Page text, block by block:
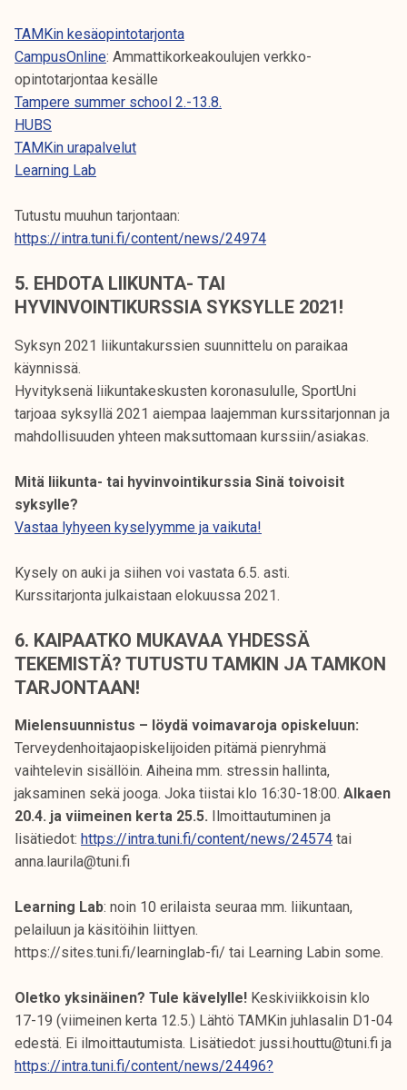
TAMKin kesäopintotarjonta
CampusOnline: Ammattikorkeakoulujen verkko-
opintotarjontaa kesälle
Tampere summer school 2.-13.8.
HUBS
TAMKin urapalvelut
Learning Lab
Tutustu muuhun tarjontaan:
https://intra.tuni.fi/content/news/24974
5. EHDOTA LIIKUNTA- TAI
HYVINVOINTIKURSSIA SYKSYLLE 2021!
Syksyn 2021 liikuntakurssien suunnittelu on paraikaa
käynnissä.
Hyvityksenä liikuntakeskusten koronasululle, SportUni
tarjoaa syksyllä 2021 aiempaa laajemman kurssitarjonnan ja
mahdollisuuden yhteen maksuttomaan kurssiin/asiakas.
Mitä liikunta- tai hyvinvointikurssia Sinä toivoisit
syksylle?
Vastaa lyhyeen kyselyymme ja vaikuta!
Kysely on auki ja siihen voi vastata 6.5. asti.
Kurssitarjonta julkaistaan elokuussa 2021.
6. KAIPAATKO MUKAVAA YHDESSÄ
TEKEMISTÄ? TUTUSTU TAMKIN JA TAMKON
TARJONTAAN!
Mielensuunnistus – löydä voimavaroja opiskeluun:
Terveydenhoitajaopiskelijoiden pitämä pienryhmä
vaihtelevin sisällöin. Aiheina mm. stressin hallinta,
jaksaminen sekä jooga. Joka tiistai klo 16:30-18:00. Alkaen
20.4. ja viimeinen kerta 25.5. Ilmoittautuminen ja
lisätiedot: https://intra.tuni.fi/content/news/24574 tai
anna.laurila@tuni.fi
Learning Lab: noin 10 erilaista seuraa mm. liikuntaan,
pelailuun ja käsitöihin liittyen.
https://sites.tuni.fi/learninglab-fi/ tai Learning Labin some.
Oletko yksinäinen? Tule kävelylle! Keskiviikkoisin klo
17-19 (viimeinen kerta 12.5.) Lähtö TAMKin juhlasalin D1-04
edestä. Ei ilmoittautumista. Lisätiedot: jussi.houttu@tuni.fi ja
https://intra.tuni.fi/content/news/24496?